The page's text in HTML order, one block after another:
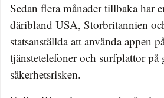
Sedan flera månader tillbaka har
däribland USA, Storbritannien
statsanställda att använda appen
tjänstetelefoner och surfplattor på
säkerhetsrisken.